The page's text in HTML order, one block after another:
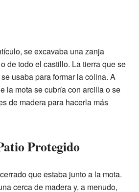
se excavaba una zanja
de todo el castillo. La tierra que se
usaba para formar la colina. A
la mota se cubría con arcilla o se
de madera para hacerla más
Protegido
que estaba junto a la mota.
cerca de madera y, a menudo,